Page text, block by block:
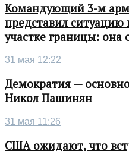
Командующий 3-м
представил ситуацию
участке границы: она
31 мая 12:22
Демократия —
Никол Пашинян
31 мая 11:26
США ожидают, что